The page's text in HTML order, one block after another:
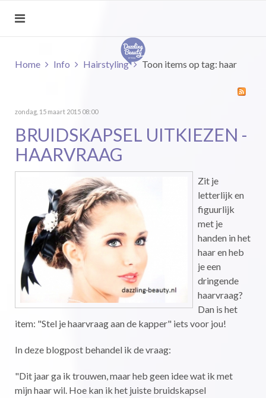
Home Info Hairstyling Toon items op tag: haar
zondag, 15 maart 2015 08:00
BRUIDSKAPSEL UITKIEZEN -
HAARVRAAG
Zit je
letterlijk en
figuurlijk
met je
handen in het
haar en heb
je een
dringende
haarvraag?
Dan is het
item: "Stel je haarvraag aan de kapper" iets voor jou!
In deze blogpost behandel ik de vraag:
"Dit jaar ga ik trouwen, maar heb geen idee wat ik met
mijn haar wil. Hoe kan ik het juiste bruidskapsel